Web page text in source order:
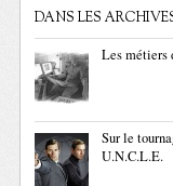
DANS LES
Les métiers
Sur le
U.N.C.L.E.